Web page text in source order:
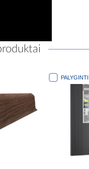
PALYGINTI